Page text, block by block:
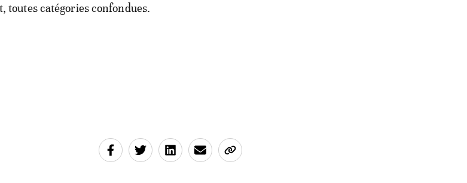
toutes catégories confondues.